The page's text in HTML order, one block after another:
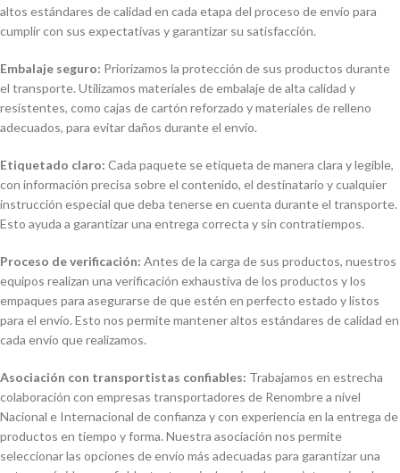
altos estándares de calidad en cada etapa del proceso de envío para
cumplir con sus expectativas y garantizar su satisfacción.
Embalaje seguro: Priorizamos la protección de sus productos durante
el transporte. Utilizamos materiales de embalaje de alta calidad y
resistentes, como cajas de cartón reforzado y materiales de relleno
adecuados, para evitar daños durante el envío.
Etiquetado claro: Cada paquete se etiqueta de manera clara y legible,
con información precisa sobre el contenido, el destinatario y cualquier
instrucción especial que deba tenerse en cuenta durante el transporte.
Esto ayuda a garantizar una entrega correcta y sin contratiempos.
Proceso de verificación: Antes de la carga de sus productos, nuestros
equipos realizan una verificación exhaustiva de los productos y los
empaques para asegurarse de que estén en perfecto estado y listos
para el envío. Esto nos permite mantener altos estándares de calidad en
cada envío que realizamos.
Asociación con transportistas confiables: Trabajamos en estrecha
colaboración con empresas transportadores de Renombre a nivel
Nacional e Internacional de confianza y con experiencia en la entrega de
productos en tiempo y forma. Nuestra asociación nos permite
seleccionar las opciones de envío más adecuadas para garantizar una